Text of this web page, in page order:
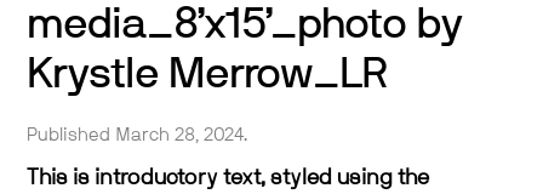
media_8’x15’_photo by
Krystle Merrow_LR
Published March 28, 2024.
This is introductory text, styled using the